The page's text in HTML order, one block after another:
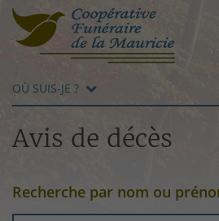
OÙ SUIS-JE ?
Avis de décès
Recherche par nom ou